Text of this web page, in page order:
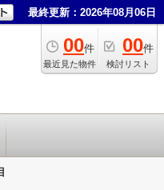
最終更新：2026年08月06日
00件
最近見た物件
00件
検討リスト